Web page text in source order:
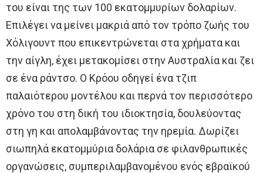
του είναι της των 100 εκατομμυρίων δολαρίων.
Επιλέγει να μείνει μακριά από τον τρόπο ζωής του
Χόλιγουντ που επικεντρώνεται στα χρήματα και
την αίγλη, έχει μετακομίσει στην Αυστραλία και ζει
σε ένα ράντσο. Ο Κρόου οδηγεί ένα τζιπ
παλαιότερου μοντέλου και περνά τον περισσότερο
χρόνο του στη δική του ιδιοκτησία, δουλεύοντας
στη γη και απολαμβάνοντας την ηρεμία. Δωρίζει
σιωπηλά εκατομμύρια δολάρια σε φιλανθρωπικές
οργανώσεις, συμπεριλαμβανομένου ενός εβραϊκού